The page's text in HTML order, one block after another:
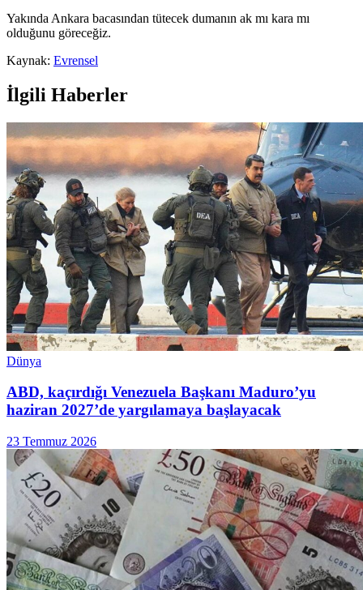
Yakında Ankara bacasından tütecek dumanın ak mı kara mı
olduğunu göreceğiz.
Kaynak: Evrensel
İlgili Haberler
Dünya
ABD, kaçırdığı Venezuela Başkanı Maduro’yu
haziran 2027’de yargılamaya başlayacak
23 Temmuz 2026